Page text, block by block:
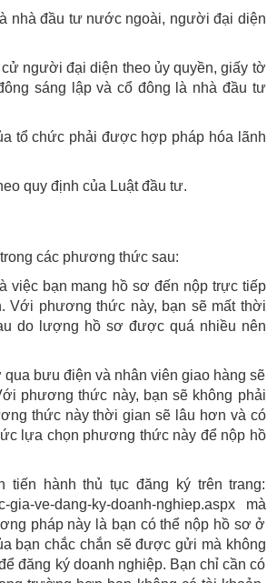
nhà đầu tư nước ngoài, người đại diện
người đại diện theo ủy quyền, giấy tờ
sáng lập và cổ đông là nhà đầu tư
tổ chức phải được hợp pháp hóa lãnh
quy định của Luật đầu tư.
các phương thức sau:
việc bạn mang hồ sơ đến nộp trực tiếp
Với phương thức này, bạn sẽ mất thời
do lượng hồ sơ được quá nhiều nên
bưu điện và nhân viên giao hàng sẽ
phương thức này, bạn sẽ không phải
thức này thời gian sẽ lâu hơn và có
lựa chọn phương thức này để nộp hồ
hành thủ tục đăng ký trên trang:
gia-ve-dang-ky-doanh-nghiep.aspx mà
pháp này là bạn có thể nộp hồ sơ ở
bạn chắc chắn sẽ được gửi mà không
đăng ký doanh nghiệp. Bạn chỉ cần có